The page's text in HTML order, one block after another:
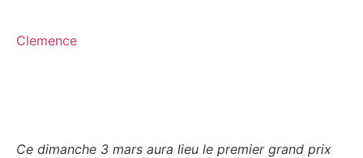
Clemence
Ce dimanche 3 mars aura lieu le premier grand prix